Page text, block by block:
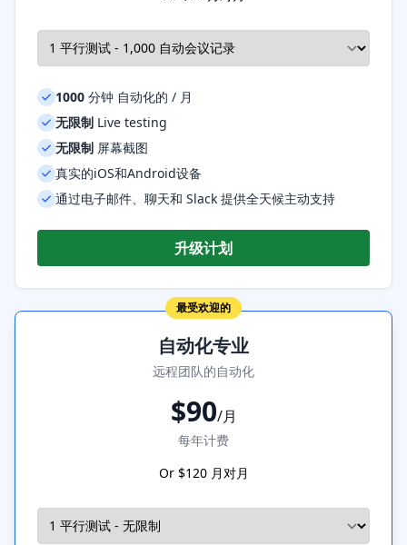
1000 分钟 自动化的 / 月
无限制 Live testing
无限制 屏幕截图
真实的iOS和Android设备
通过电子邮件、聊天和 Slack 提供全天候主动支持
升级计划
最受欢迎的
自动化专业
远程团队的自动化
$90/月
每年计费
Or $120月对月